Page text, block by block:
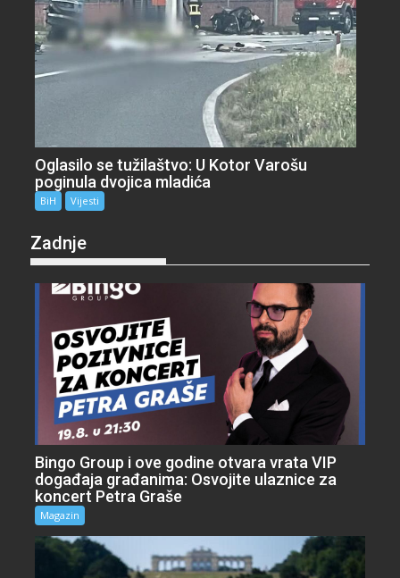
Oglasilo se tužilaštvo: U Kotor Varošu
poginula dvojica mladića
BiH Vijesti
Zadnje
Bingo Group i ove godine otvara vrata VIP
događaja građanima: Osvojite ulaznice za
koncert Petra Graše
Magazin